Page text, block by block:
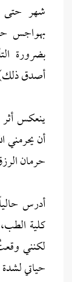
شهر حتى
بهواجس
بضرورة
أصدق
ينعكس
أن يحرمني
حرمان
أدرس
كلية
لكنني
حياتي